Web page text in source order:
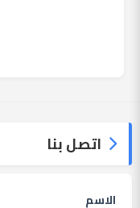
اتصل بنا
الاسم